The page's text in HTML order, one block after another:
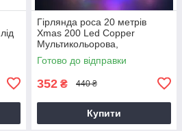
Гірлянда роса 20 метрів
Xmas 200 Led Copper
Мультикольорова,
світлодіодна гірлянда нитка |
гирлянда нить
Готово до відправки
352 ₴ 440 ₴
Купити